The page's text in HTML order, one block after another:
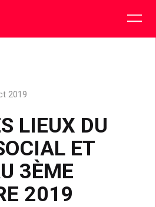
LIEUX DU
ET
3ÈME
2019
2019